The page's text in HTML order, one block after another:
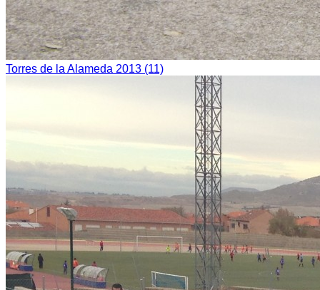
Torres de la Alameda 2013 (11)